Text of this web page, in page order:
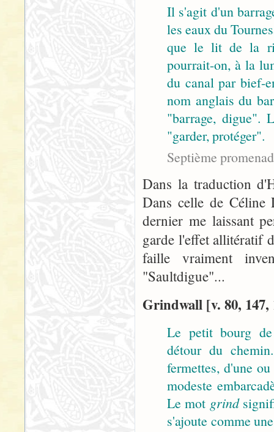
Il s'agit d'un
les eaux du
que le lit de la
pourrait-on, à la
du canal par bief-
nom anglais du
"barrage, digue".
"garder, protéger".
Septième
Dans la traduction
Dans celle de
dernier me laissant
garde l'effet allitératif
faille vraiment
"Saultdigue"...
Grindwall [v. 80, 147,
Le petit bourg
détour du
fermettes, d'une
modeste
Le mot grind
s'ajoute comme